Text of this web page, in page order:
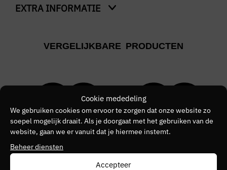
Cookie mededeling
We gebruiken cookies om ervoor te zorgen dat onze website zo
soepel mogelijk draait. Als je doorgaat met het gebruiken van de
website, gaan we er vanuit dat je hiermee instemt.
Beheer diensten
Accepteer
Sport Running Trackpants
EXTRA INFORMATIE
Grijs
MALELIONS
Kleurnummer
20
Seizoen
VERGELIJKBARE PRODUCTEN